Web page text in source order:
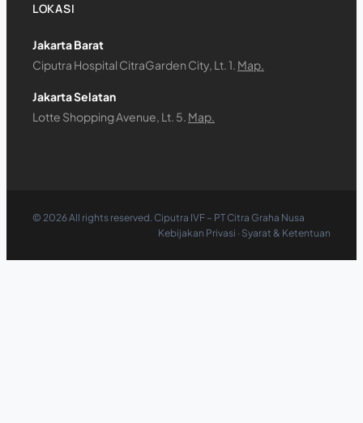
LOKASI
Jakarta Barat
Ciputra Hospital CitraGarden City, Lt. 1. Map.
Jakarta Selatan
Lotte Shopping Avenue, Lt. 5. Map.
© 2026All rights reserved. Ciputra IVF – PT Citra Graha Nusa
Kebijakan Privasi · Syarat & Ketentuan